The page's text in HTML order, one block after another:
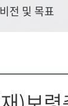
비전 및 목표